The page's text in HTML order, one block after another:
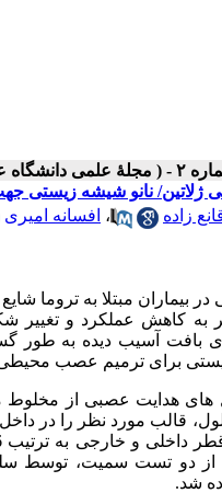
ژلاتین/ نانو شیشه
زاده ، افسانه امیری
کاهش عملکرد و تغییر
بافت آسیب دیده به طور
زیستی برای ترمیم عصب
های هدایت عصبی از مخلوط
قالب مورد نظر را در
شد.